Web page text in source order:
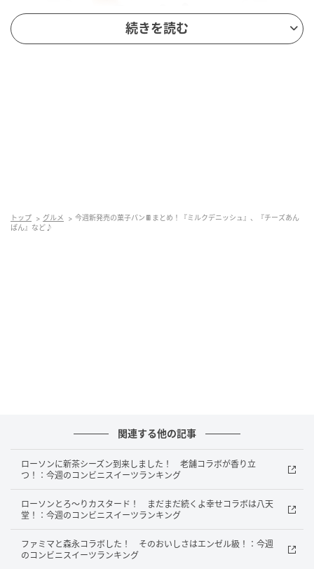
もぐナビニュース
クリームチーズ入りフィリングと粒あんを包み、焼き
上げました。 カロリー：262kcal
続きを読む
トップ グルメ
今週新発売の菓子パン🍫まとめ！『ミルクデニッシュ』、『チーズあん
ぱん』など♪
関連する他の記事
ローソンに新茶シーズン到来しました！ 老舗コラボが香り立
つ！：今週のコンビニスイーツランキング
ローソンとろ～りカスタード！ まだまだ続くよ幸せコラボは八天
堂！：今週のコンビニスイーツランキング
ファミマと森永コラボした！ そのおいしさはエンゼル級！：今週
のコンビニスイーツランキング